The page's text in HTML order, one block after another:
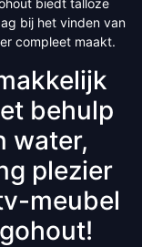
bij het vinden van
compleet maakt.
behulp
water,
plezier
meubel